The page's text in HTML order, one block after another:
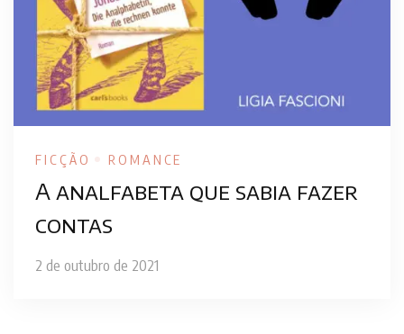
FICÇÃO ROMANCE
A analfabeta que sabia fazer
contas
2 de outubro de 2021